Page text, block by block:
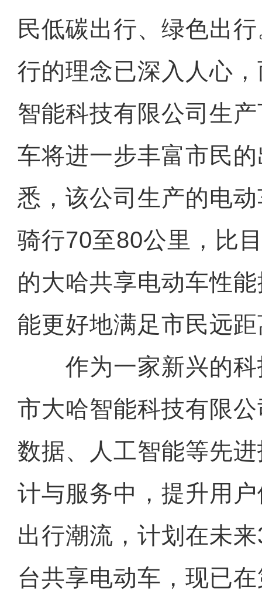
民低碳出行、绿色出
行的理念已深入人心
智能科技有限公司生
车将进一步丰富市民
悉，该公司生产的电
骑行70至80公里，比
的大哈共享电动车性
能更好地满足市民远
作为一家新兴的科
市大哈智能科技有限
数据、人工智能等先
计与服务中，提升用
出行潮流，计划在未
台共享电动车，现已